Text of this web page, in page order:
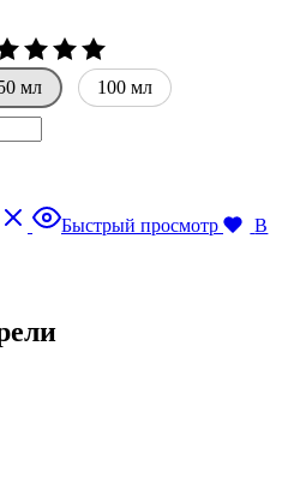
0
из
5
мл
100 мл
Этот
товар
Быстрый просмотр
В